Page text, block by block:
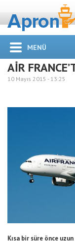
MENÜ
AİR
10 Mayıs 2015 - 13:25
Kısa bir süre önce